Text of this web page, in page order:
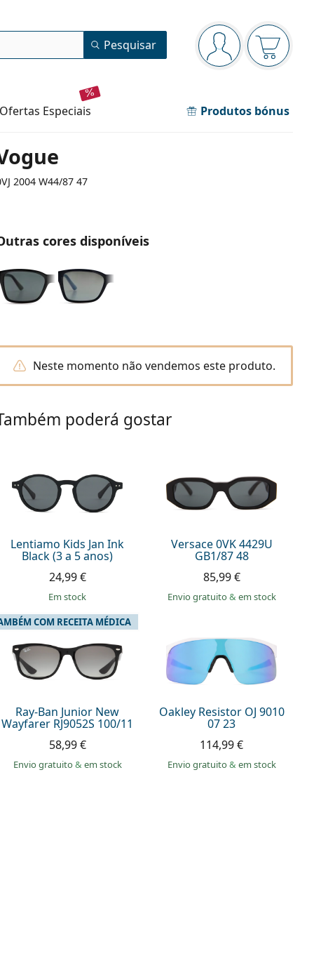
Painel de navegação
está conectado
O cesto
Pesquisar
ofertas especiais Produtos bónus
2004 W44/87 47
cores disponíveis
Neste momento não vendemos este produto.
poderá gostar
Lentiamo Kids Jan Ink
Black (3 a 5 anos)
24,99 €
em stock
Versace 0VK 4429U
GB1/87 48
85,99 €
Envio gratuito& em stock
Ray-Ban Junior New
Wayfarer RJ9052S 100/11
COM RECEITA MÉDICA
58,99 €
Envio gratuito& em stock
Oakley Resistor OJ 9010
07 23
114,99 €
Envio gratuito& em stock